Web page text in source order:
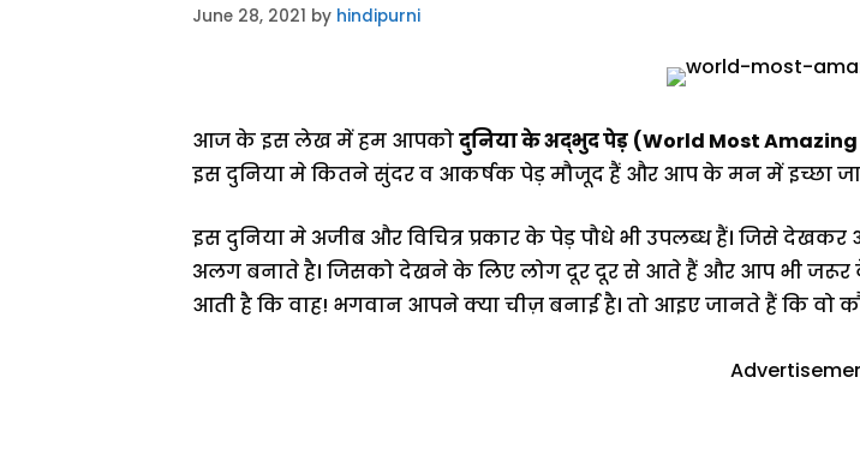
June 28, 2021 by hindipurni
आज के इस लेख में हम आपकोदुनिया के अद्भुद पेड़ (World Most
इस दुनिया मे कितने सुंदर व आकर्षक पेड़ मौजूद हैं और आप के मन में इच्छा
इस दुनिया मे अजीब और विचित्र प्रकार के पेड़ पौधे भी उपलब्ध हैं। जिसे
अलग बनाते है। जिसको देखने के लिए लोग दूर दूर से आते हैं और आप भी
आती है कि वाह! भगवान आपने क्या चीज़ बनाई है। तो आइए जानते हैं कि